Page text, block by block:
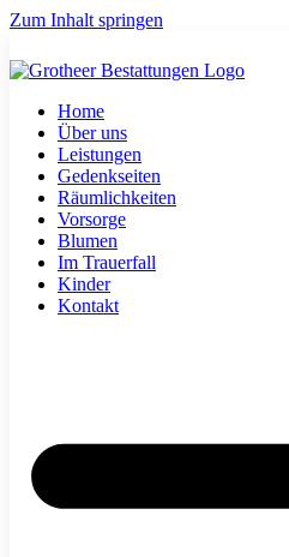
Zum Inhalt springen
Home
Über uns
Leistungen
Gedenkseiten
Räumlichkeiten
Vorsorge
Blumen
Im Trauerfall
Kinder
Kontakt